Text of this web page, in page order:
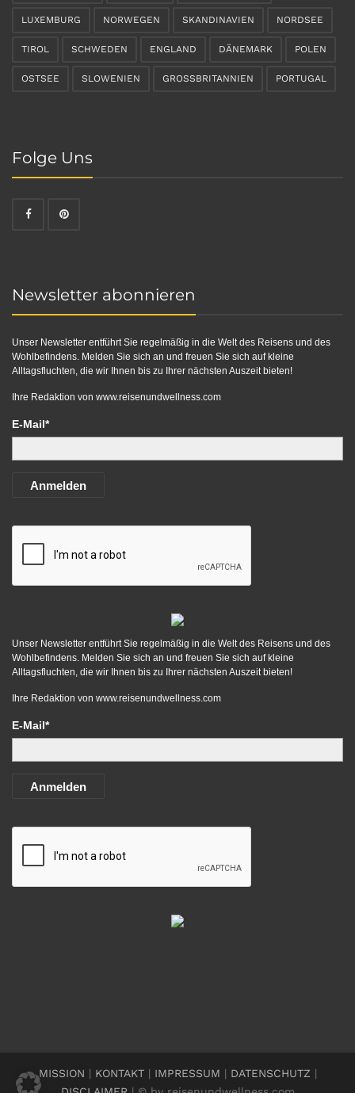
LUXEMBURG NORWEGEN SKANDINAVIEN NORDSEE
TIROL SCHWEDEN ENGLAND DÄNEMARK POLEN
OSTSEE SLOWENIEN GROSSBRITANNIEN PORTUGAL
Folge Uns
Newsletter abonnieren
Unser Newsletter entführt Sie regelmäßig in die Welt des Reisens und des
Wohlbefindens. Melden Sie sich an und freuen Sie sich auf kleine
Alltagsfluchten, die wir Ihnen bis zu Ihrer nächsten Auszeit bieten!
Ihre Redaktion von www.reisenundwellness.com
E-Mail*
Anmelden
Unser Newsletter entführt Sie regelmäßig in die Welt des Reisens und des
Wohlbefindens. Melden Sie sich an und freuen Sie sich auf kleine
Alltagsfluchten, die wir Ihnen bis zu Ihrer nächsten Auszeit bieten!
Ihre Redaktion von www.reisenundwellness.com
E-Mail*
Anmelden
MISSION | KONTAKT| IMPRESSUM | DATENSCHUTZ |